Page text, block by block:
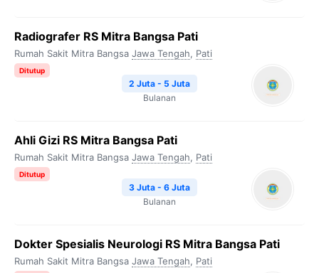
Radiografer RS Mitra Bangsa Pati
Rumah Sakit Mitra Bangsa Jawa Tengah, Pati
Ditutup
2 Juta - 5 Juta
Bulanan
Ahli Gizi RS Mitra Bangsa Pati
Rumah Sakit Mitra Bangsa Jawa Tengah, Pati
Ditutup
3 Juta - 6 Juta
Bulanan
Dokter Spesialis Neurologi RS Mitra Bangsa Pati
Rumah Sakit Mitra Bangsa Jawa Tengah, Pati